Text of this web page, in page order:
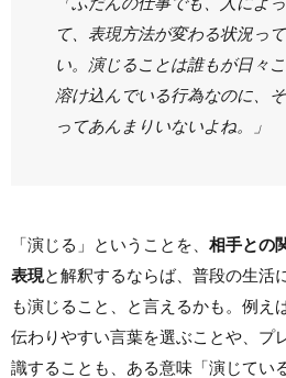
て、表現方法が変わる状況っ
い。演じることは誰もが日々
溶け込んでいる行為なのに、
ってあんまりいないよね。」
「演じる」ということを、 相手との
表現と解釈するならば、普段の生活
も演じること、と言えるかも。例え
伝わりやすい言葉を選ぶことや、プ
識することも、ある意味「演じてい